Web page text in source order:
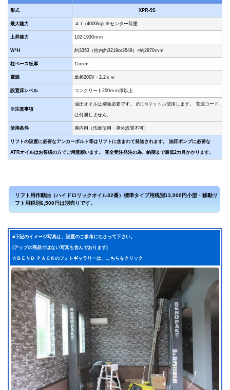
形式 XPR-9S
最大能力 ４ｔ (4000kg) ※センター荷重
上昇能力 102-1930ｍｍ
W*H 約3353（柱内約3219or3549）×約2870ｍｍ
柱ベース板厚 15ｍｍ
電源 単相200V・2.2ｋｗ
設置床レベル コンクリート200ｍｍ厚以上
※注意事項
油圧オイルは別途必要です。 約１6リットル使用します。 電源コード
は付属しません。
使用条件 屋内用（洗車使用・屋外設置不可）
リフトの設置に必要なアンカーボルト等はリフトに含まれて発送されます。 油圧ポンプに必要な
ATRオイルはお客様の方でご用意願います。 完全受注発注の為、納期まで最低2カ月かかります。
■下記のイメージ写真は、設置のご参考になさって下さい。
(アップの商品ではない写真も含んでおります)
☆ＢＥＮＤ ＰＡＣＫのフォトギャラリーは、 こちらをクリック